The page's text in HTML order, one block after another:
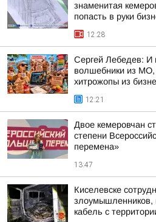
знаменитая
попасть в руки
12:28
Сергей Лебедев: И
волшебники из МО,
хитрожопы из
12:21
Двое кемеровчан
степени
перемена»
13:47
Киселевске
злоумышленников,
кабель с